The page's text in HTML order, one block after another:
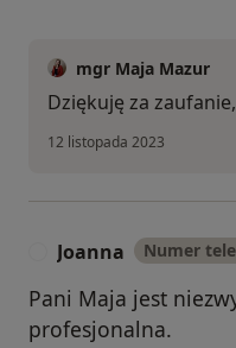
mgr Maja Mazur
Dziękuję za
12 listopada 2023
Joanna Numer
Pani Maja jest
profesjonalna.